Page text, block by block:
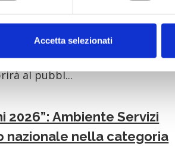
Accetta selezionati
9:00 sarà inaugurato il nuovo
di Porcia, situato in via Pieve
al pubbl...
2026”: Ambiente Servizi
nazionale nella categoria